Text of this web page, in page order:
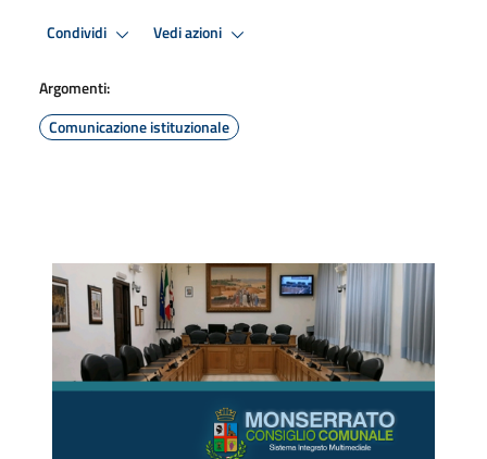
Condividi Vedi azioni
Argomenti:
Comunicazione istituzionale